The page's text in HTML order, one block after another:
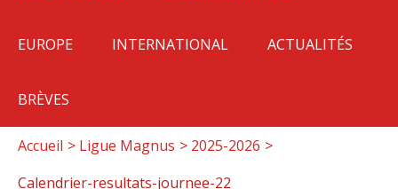
EUROPE INTERNATIONAL ACTUALITÉS
BRÈVES
Accueil Ligue Magnus
2025-2026
Calendrier-resultats-journee-22